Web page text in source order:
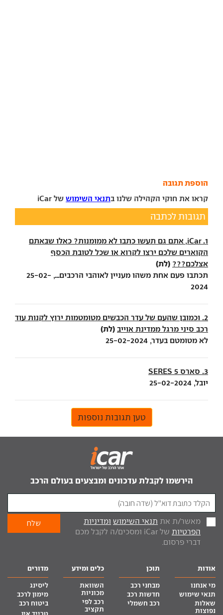
הוספת תגובה
קראו את חוקי הקהילה שלנו בתנאי השימוש של iCar
תגובות לכתבה
1. iCar, אתם גם תעשו כתבו לא ממומנות? כאלו שבאתם
הקוארים שלכם ירצו לקרוא או שכל לטובת הכסף
אצלכם??? (לת)
תכתבו פעם אחת משהו מעניין לאוהבי הרכבים..., 25-02-
2024
2. וכמובן שהעם של עדר הכבשים מטומטמות ירוץ לקנות עוד
רכב סיני מרגל ממדינת אוייב (לת)
לא מטומטם בעדר, 25-02-2024
3. סארס 5 SERES
יובל, 25-02-2024
טען תגובות נוספות
הירשמו לקבלת עדכונים ומבצעים בעולם הרכב
מאשר/ת את תנאי השימוש ומדיניות
הפרטיות
של iCar ומסכים/ה לקבל מכם
דברי פרסום.
אודות
מי אנחנו
תנאי שימוש
שאלות
נפוצות
תוכן
מבחני רכב
חדשות רכב
רכב חשמלי
כלים ומידע
השוואת
מכוניות
רכב לפי
תקציב
מדורים
ליסינג
מימון לרכב
ביטוח רכב